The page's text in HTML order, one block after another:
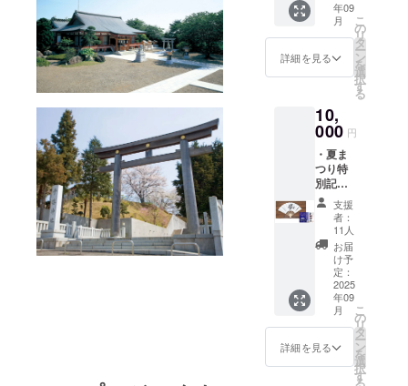
年09
月
詳細を見る
こ
の
リ
タ
ー
ン
を
選
択
す
る
10,
000 円
・夏ま
つり特
別記念
御朱印
（210m
m×148
mm）
・宮司
「勝」
の文字
入りオ
リジナ
ル扇子
（印
支援
者：
11人
お届
け予
定：
2025
年09
月
詳細を見る
こ
の
リ
タ
ー
ン
を
選
択
す